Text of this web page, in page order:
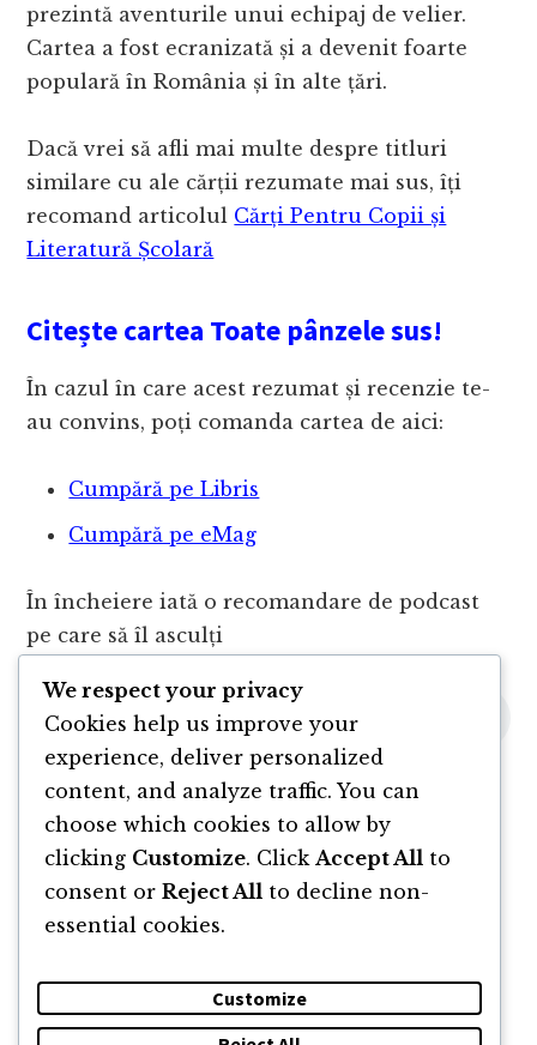
prezintă aventurile unui echipaj de velier.
Cartea a fost ecranizată și a devenit foarte
populară în România și în alte țări.
Dacă vrei să afli mai multe despre titluri
similare cu ale cărții rezumate mai sus, îți
recomand articolul Cărți Pentru Copii și
Literatură Școlară
Citește cartea Toate pânzele sus!
În cazul în care acest rezumat și recenzie te-
au convins, poți comanda cartea de aici:
Cumpără pe Libris
Cumpără pe eMag
În încheiere iată o recomandare de podcast
pe care să îl asculți
We respect your privacy
Cookies help us improve your
experience, deliver personalized
content, and analyze traffic. You can
choose which cookies to allow by
clicking Customize. Click Accept All to
consent or Reject All to decline non-
essential cookies.
Customize